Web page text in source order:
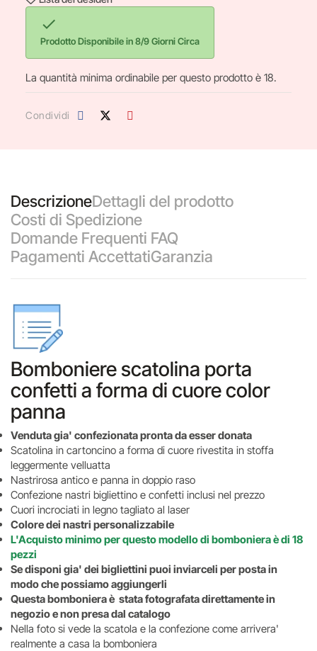

Prodotto Disponibile in 8/9 Giorni Circa
La quantità minima ordinabile per questo prodotto è 18.
Condividi
DescrizioneDettagli del prodotto
Costi di Spedizione
Domande Frequenti FAQ
Pagamenti AccettatiGaranzia
Bomboniere scatolina porta
confetti a forma di cuore color
panna
Venduta gia' confezionata pronta da esser donata
Scatolina in cartoncino a forma di cuore rivestita in stoffa
leggermente velluatta
Nastrirosa antico e panna in doppio raso
Confezione nastri bigliettino e confetti inclusi nel prezzo
Cuori incrociati in legno tagliato al laser
Colore dei nastri personalizzabile
L'Acquisto minimo per questo modello di bomboniera è di 18
pezzi
Se disponi gia' dei bigliettini puoi inviarceli per posta in
modo che possiamo aggiungerli
Questa bomboniera è stata fotografata direttamente in
negozio e non presa dal catalogo
Nella foto si vede la scatola e la confezione come arrivera'
realmente a casa la bomboniera